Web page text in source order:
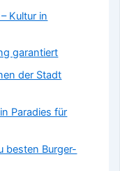
Kultur in
garantiert
der Stadt
Paradies für
besten Burger-